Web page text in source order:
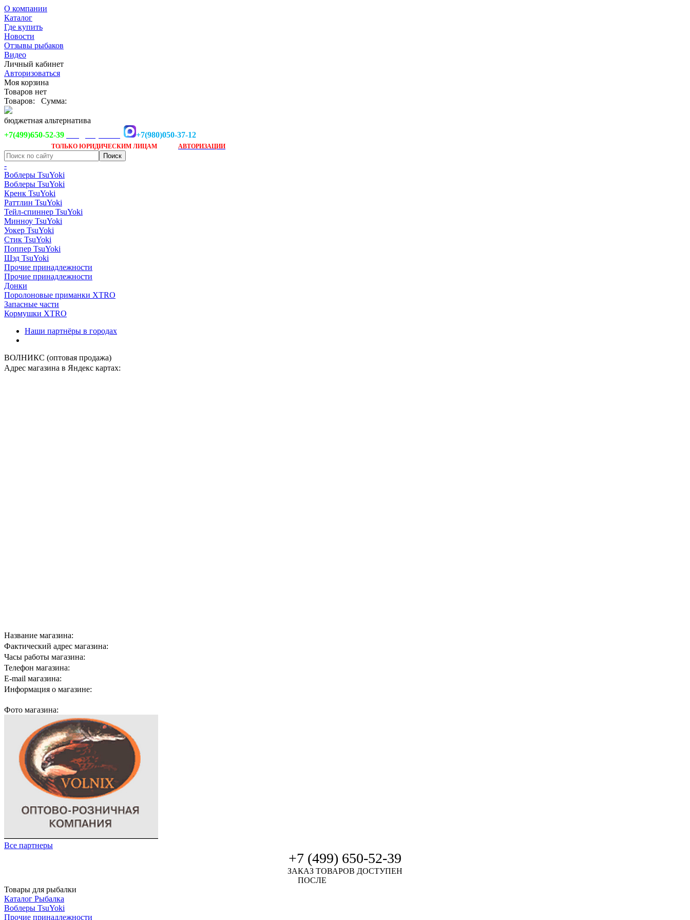
О компании
Каталог
Где купить
Новости
Отзывы рыбаков
Видео
Личный кабинет
Авторизоваться
Моя корзина
Товаров нет
Товаров:
Сумма:
бюджетная альтернатива
+7(499)650-52-39
+7(980)050-37-12
ТОЛЬКО ЮРИДИЧЕСКИМ ЛИЦАМ АВТОРИЗАЦИИ
-
Воблеры TsuYoki
Воблеры TsuYoki
Кренк TsuYoki
Раттлин TsuYoki
Тейл-спиннер TsuYoki
Минноу TsuYoki
Уокер TsuYoki
Стик TsuYoki
Поппер TsuYoki
Шэд TsuYoki
Прочие принадлежности
Прочие принадлежности
Донки
Поролоновые приманки XTRO
Запасные части
Кормушки XTRO
Наши партнёры в городах
ВОЛНИКС (оптовая продажа)
Адрес магазина в Яндекс картах:
Название магазина:
Фактический адрес магазина:
Часы работы магазина:
Телефон магазина:
E-mail магазина:
Информация о магазине:
Фото магазина:
Все партнеры
+7 (499) 650-52-39
ЗАКАЗ ТОВАРОВ ДОСТУПЕН
ПОСЛЕ
Товары для рыбалки
Каталог Рыбалка
Воблеры TsuYoki
Прочие принадлежности